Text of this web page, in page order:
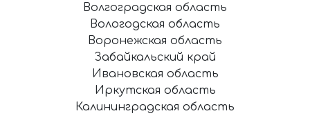
Волгоградская область
Вологодская область
Воронежская область
Забайкальский край
Ивановская область
Иркутская область
Калининградская область